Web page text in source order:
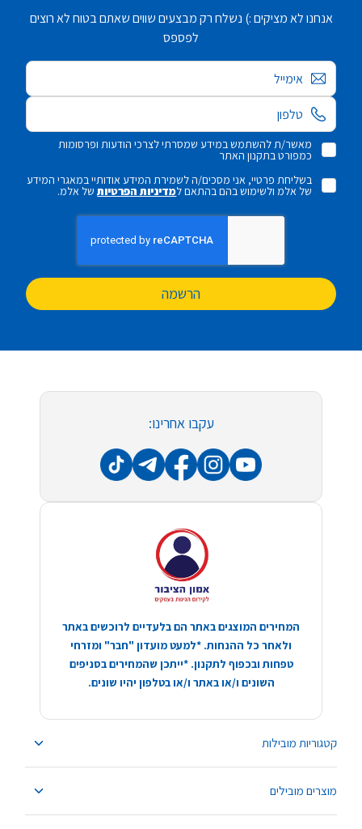
אנחנו לא מציקים :) נשלח רק מבצעים שווים שאתם בטוח לא רוצים
לפספס
אימייל
מאשר/ת להשתמש במידע שמסרתי לצרכי הודעות ופרסומות
כמפורט בתקנון האתר
בשליחת פרטיי, אני מסכים/ה לשמירת המידע אודותיי במאגרי המידע
של אלמ ולשימוש בהם בהתאם למדיניות הפרטיותשל אלמ.
הרשמה
קטגוריות מובילות
מוצרים מובילים
עקבו אחרינו:
המחירים המוצגים באתר הם בלעדיים לרוכשים באתר
ולאחר כל ההנחות. *למעט מועדון "חבר" ומזרחי
טפחות ובכפוף לתקנון. *ייתכן שהמחירים בסניפים
השונים ו/או באתר ו/או בטלפון יהיו שונים.